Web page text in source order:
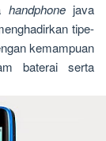
handphone java
tipe-
kemampuan
baterai serta